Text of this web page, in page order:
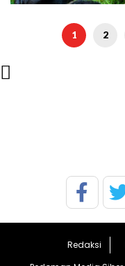
1 2

Redaksi